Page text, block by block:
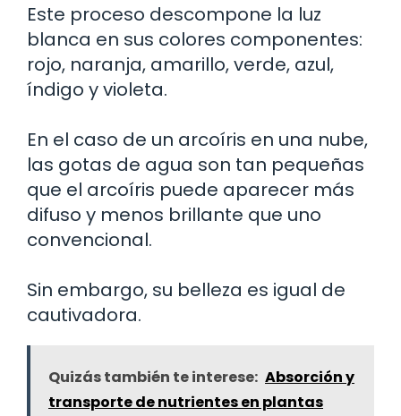
Este proceso descompone la luz
blanca en sus colores componentes:
rojo, naranja, amarillo, verde, azul,
índigo y violeta.
En el caso de un arcoíris en una nube,
las gotas de agua son tan pequeñas
que el arcoíris puede aparecer más
difuso y menos brillante que uno
convencional.
Sin embargo, su belleza es igual de
cautivadora.
Quizás también te interese: Absorción y
transporte de nutrientes en plantas